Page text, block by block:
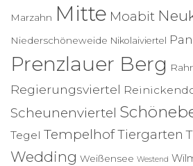
Marzahn Mitte Moabit
Niederschöneweide Nikolaiviertel
Prenzlauer Berg
Regierungsviertel
Scheunenviertel
Tegel TempelhofTiergarten
Wedding Weißensee Westend